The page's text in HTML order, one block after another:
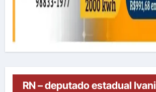
RN – deputado estadual